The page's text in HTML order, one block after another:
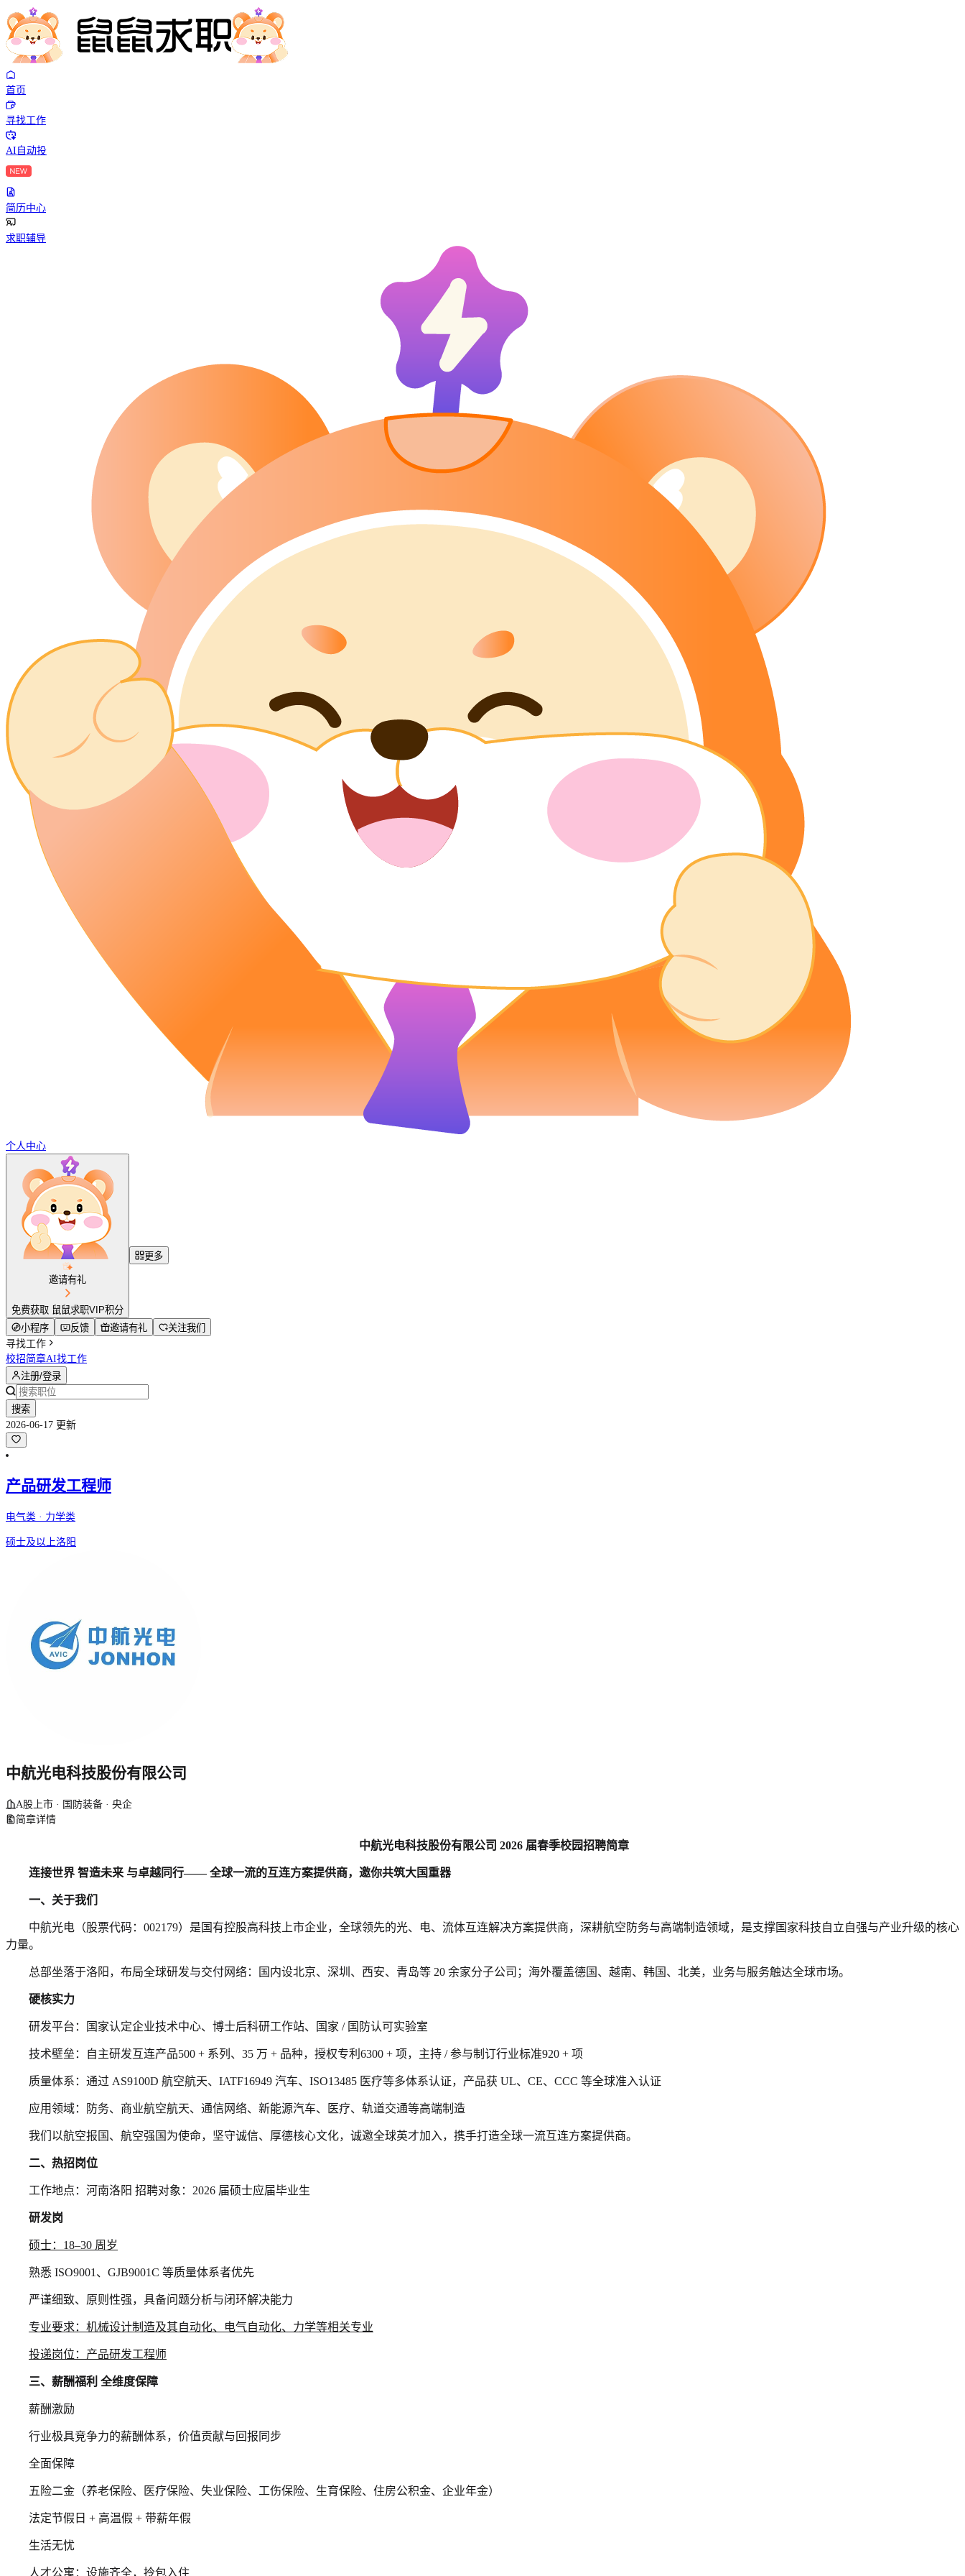
首页
寻找工作
AI自动投
简历中心
求职辅导
个人中心
邀请有礼
免费获取 鼠鼠求职VIP积分
更多
小程序 反馈 邀请有礼
关注我们
寻找工作
校招简章AI找工作
注册/登录
搜索
2026-06-17 更新
产品研发工程师
电气类 · 力学类
硕士及以上洛阳
中航光电科技股份有限公司
A股上市 · 国防装备 · 央企
简章详情
中航光电科技股份有限公司 2026 届春季校园招聘简章
连接世界 智造未来 与卓越同行—— 全球一流的互连方案提供商，邀你共筑大国重器
一、关于我们
中航光电（股票代码：002179）是国有控股高科技上市企业，全球领先的光、电、流体互连解决方案提供商，深耕航空防务与高端制造领域，是支撑国家科技自立自强与产业升级的核心
力量。
总部坐落于洛阳，布局全球研发与交付网络：国内设北京、深圳、西安、青岛等 20 余家分子公司；海外覆盖德国、越南、韩国、北美，业务与服务触达全球市场。
硬核实力
研发平台：国家认定企业技术中心、博士后科研工作站、国家 / 国防认可实验室
技术壁垒：自主研发互连产品500 + 系列、35 万 + 品种，授权专利6300 + 项，主持 / 参与制订行业标准920 + 项
质量体系：通过 AS9100D 航空航天、IATF16949 汽车、ISO13485 医疗等多体系认证，产品获 UL、CE、CCC 等全球准入认证
应用领域：防务、商业航空航天、通信网络、新能源汽车、医疗、轨道交通等高端制造
我们以航空报国、航空强国为使命，坚守诚信、厚德核心文化，诚邀全球英才加入，携手打造全球一流互连方案提供商。
二、热招岗位
工作地点：河南洛阳 招聘对象：2026 届硕士应届毕业生
研发岗
硕士：18–30 周岁
熟悉 ISO9001、GJB9001C 等质量体系者优先
严谨细致、原则性强，具备问题分析与闭环解决能力
专业要求：机械设计制造及其自动化、电气自动化、力学等相关专业
投递岗位：产品研发工程师
三、薪酬福利 全维度保障
薪酬激励
行业极具竞争力的薪酬体系，价值贡献与回报同步
全面保障
五险二金（养老保险、医疗保险、失业保险、工伤保险、生育保险、住房公积金、企业年金）
法定节假日 + 高温假 + 带薪年假
生活无忧
人才公寓：设施齐全，拎包入住